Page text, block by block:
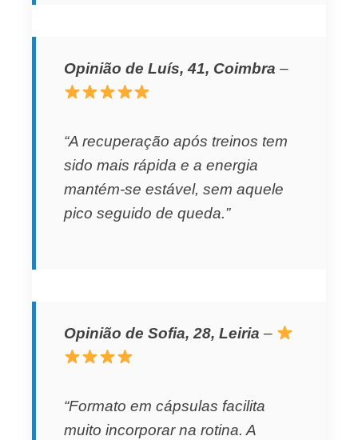
Opinião de Luís, 41, Coimbra –
“A recuperação após treinos tem
sido mais rápida e a energia
mantém‑se estável, sem aquele
pico seguido de queda.”
Opinião de Sofia, 28, Leiria –
“Formato em cápsulas facilita
muito incorporar na rotina. A